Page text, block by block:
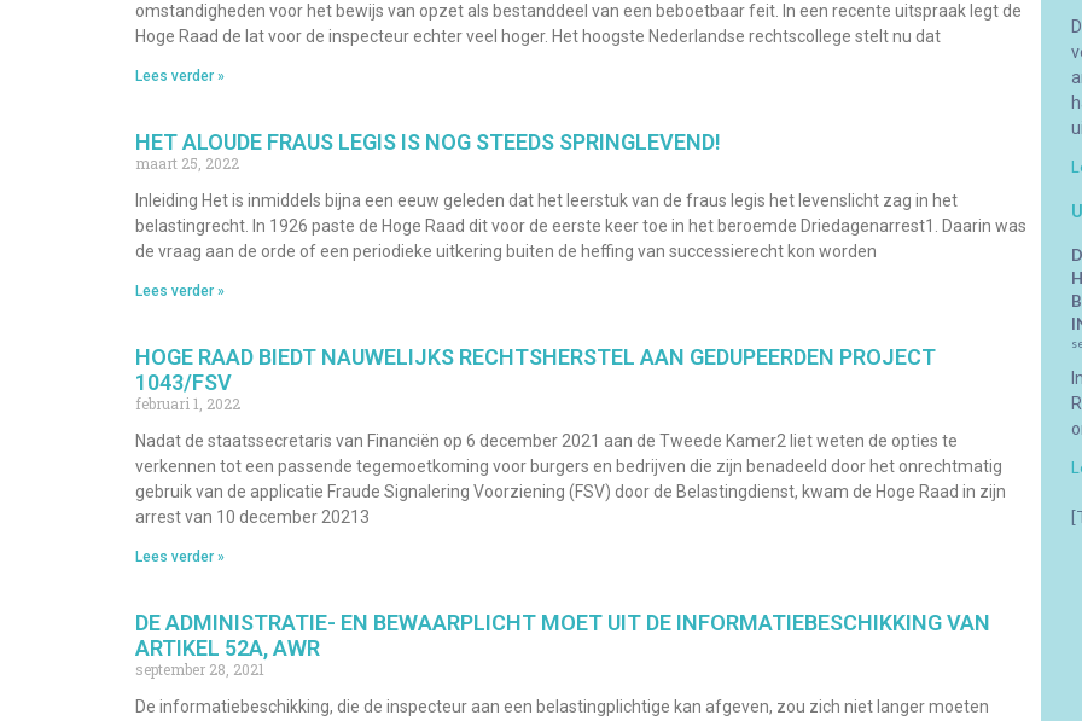
omstandigheden voor het bewijs van opzet als bestanddeel van een beboetbaar feit. In een recente uitspraak legt de
Hoge Raad de lat voor de inspecteur echter veel hoger. Het hoogste Nederlandse rechtscollege stelt nu dat
Lees verder »
HET ALOUDE FRAUS LEGIS IS NOG STEEDS SPRINGLEVEND!
maart 25, 2022
Inleiding Het is inmiddels bijna een eeuw geleden dat het leerstuk van de fraus legis het levenslicht zag in het
belastingrecht. In 1926 paste de Hoge Raad dit voor de eerste keer toe in het beroemde Driedagenarrest1. Daarin was
de vraag aan de orde of een periodieke uitkering buiten de heffing van successierecht kon worden
Lees verder »
HOGE RAAD BIEDT NAUWELIJKS RECHTSHERSTEL AAN GEDUPEERDEN PROJECT
1043/FSV
februari 1, 2022
Nadat de staatssecretaris van Financiën op 6 december 2021 aan de Tweede Kamer2 liet weten de opties te
verkennen tot een passende tegemoetkoming voor burgers en bedrijven die zijn benadeeld door het onrechtmatig
gebruik van de applicatie Fraude Signalering Voorziening (FSV) door de Belastingdienst, kwam de Hoge Raad in zijn
arrest van 10 december 20213
Lees verder »
DE ADMINISTRATIE- EN BEWAARPLICHT MOET UIT DE INFORMATIEBESCHIKKING VAN
ARTIKEL 52A, AWR
september 28, 2021
De informatiebeschikking, die de inspecteur aan een belastingplichtige kan afgeven, zou zich niet langer moeten